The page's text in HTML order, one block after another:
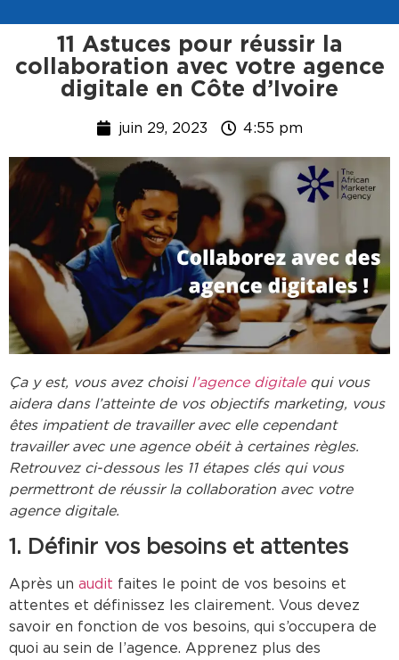
11 Astuces pour réussir la
collaboration avec votre agence
digitale en Côte d’Ivoire
juin 29, 2023 4:55 pm
Ça y est, vous avez choisi l’agence digitalequi vous
aidera dans l’atteinte de vos objectifs marketing, vous
êtes impatient de travailler avec elle cependant
travailler avec une agence obéit à certaines règles.
Retrouvez ci-dessous les 11 étapes clés qui vous
permettront de réussir la collaboration avec votre
agence digitale.
1. Définir vos besoins et attentes
Après un audit faites le point de vos besoins et
attentes et définissez les clairement. Vous devez
savoir en fonction de vos besoins, qui s’occupera de
quoi au sein de l’agence. Apprenez plus des